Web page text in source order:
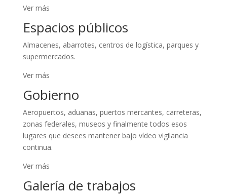
Ver más
Espacios públicos
Almacenes, abarrotes, centros de logística, parques y
supermercados.
Ver más
Gobierno
Aeropuertos, aduanas, puertos mercantes, carreteras,
zonas federales, museos y finalmente todos esos
lugares que desees mantener bajo vídeo vigilancia
continua.
Ver más
Galería de trabajos